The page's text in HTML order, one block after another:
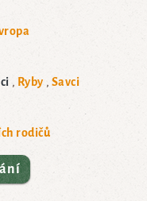
Ryby Savci
rodičů